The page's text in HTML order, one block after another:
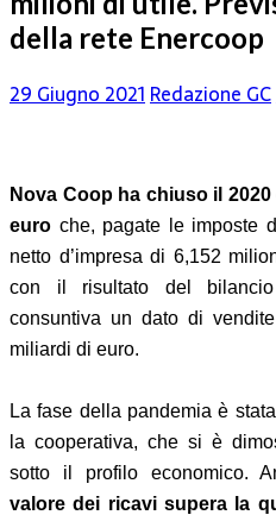
della rete Enercoop
29 Giugno 2021 Redazione GC
Nova Coop ha chiuso il
euro che, pagate le imposte
netto d’impresa di 6,152
con il risultato del
consuntiva un dato di
miliardi di euro.
La fase della pandemia è
la cooperativa, che si è
sotto il profilo economico.
valore dei ricavi supera la